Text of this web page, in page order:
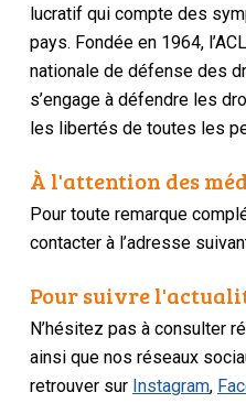
lucratif qui compte des
pays. Fondée en 1964,
nationale de défense des
s’engage à défendre les
les libertés de toutes les
À l'attention des
Pour toute remarque
contacter à l’adresse
Pour suivre
N’hésitez pas à consulter
ainsi que nos réseaux
retrouver sur Instagram,